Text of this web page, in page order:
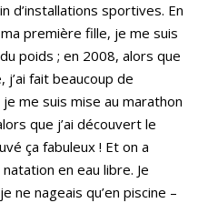
d’installations sportives. En
première fille, je me suis
poids ; en 2008, alors que
j’ai fait beaucoup de
me suis mise au marathon
que j’ai découvert le
ça fabuleux ! Et on a
en eau libre. Je
ne nageais qu’en piscine –